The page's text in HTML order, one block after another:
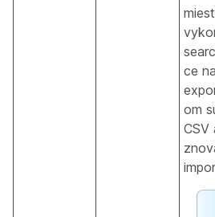
ce na
om
CSV